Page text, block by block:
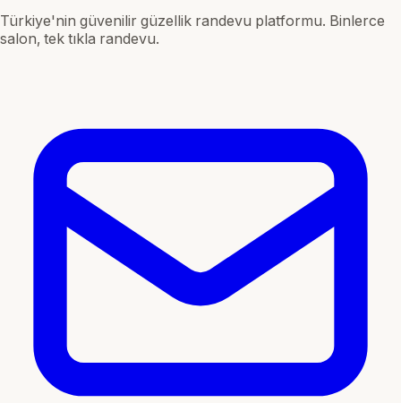
Türkiye'nin güvenilir güzellik randevu platformu. Binlerce
salon, tek tıkla randevu.